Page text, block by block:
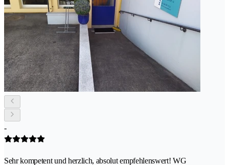
-
Sehr kompetent und herzlich, absolut empfehlenswert! WG